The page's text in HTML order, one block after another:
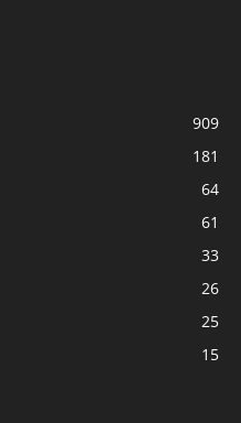
909
181
64
61
33
26
25
15